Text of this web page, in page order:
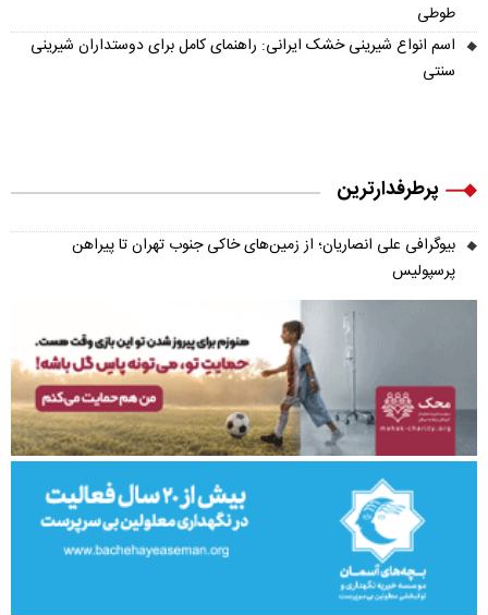
طوطی
اسم انواع شیرینی خشک ایرانی: راهنمای کامل برای دوستداران شیرینی
سنتی
پرطرفدارترین
بیوگرافی علی انصاریان؛ از زمین‌های خاکی جنوب تهران تا پیراهن
پرسپولیس